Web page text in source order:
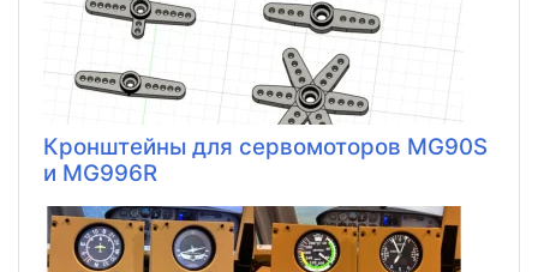
Кронштейны для сервомоторов MG90S
и MG996R